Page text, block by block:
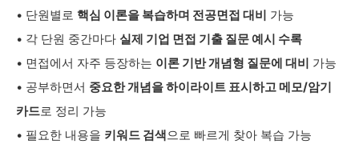
• 단원별로 핵심 이론을 복습하며 전공면접 대비 가능
• 각 단원 중간마다 실제 기업 면접 기출 질문 예시 수록
• 면접에서 자주 등장하는 이론 기반 개념형 질문에 대비 가능
• 공부하면서 중요한 개념을 하이라이트 표시하고 메모/암기
카드로 정리 가능
• 필요한 내용을 키워드 검색으로 빠르게 찾아 복습 가능